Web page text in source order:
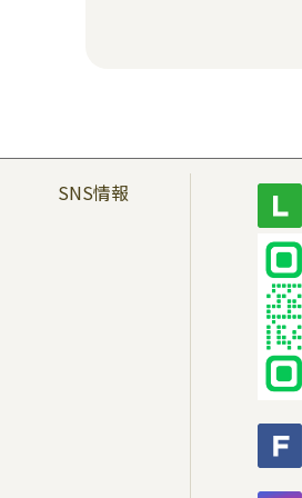
SNS情報